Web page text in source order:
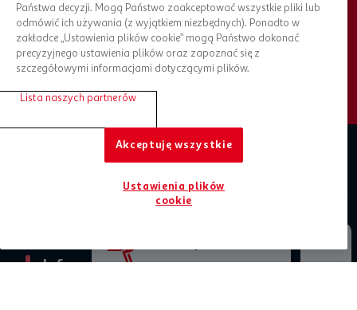
Bądź na bieżąco, zapisz się do newslettera
ZAPISZ SIĘ DO NEWSLETTERA
Informacje prawne
Państwa decyzji. Mogą Państwo zaakceptować wszystkie pliki lub
odmówić ich używania (z wyjątkiem niezbędnych). Ponadto w
zakładce „Ustawienia plików cookie” mogą Państwo dokonać
precyzyjnego ustawienia plików oraz zapoznać się z
szczegółowymi informacjami dotyczącymi plików.
Lista naszych partnerów
Akceptuję wszystkie
Ustawienia plików
cookie